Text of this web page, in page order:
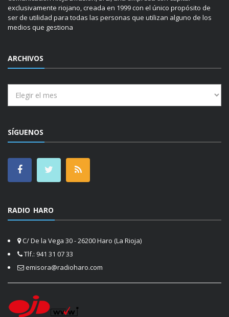
exclusivamente riojano, creada en 1999 con el único propósito de
ser de utilidad para todas las personas que utilizan alguno de los
medios que gestiona
ARCHIVOS
SÍGUENOS
RADIO HARO
C/ De la Vega 30 - 26200 Haro (La Rioja)
Tlf.: 941 31 07 33
emisora@radioharo.com